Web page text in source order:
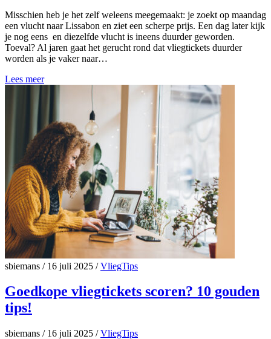
Misschien heb je het zelf weleens meegemaakt: je zoekt op maandag
een vlucht naar Lissabon en ziet een scherpe prijs. Een dag later kijk
je nog eens en diezelfde vlucht is ineens duurder geworden.
Toeval? Al jaren gaat het gerucht rond dat vliegtickets duurder
worden als je vaker naar…
Lees meer
sbiemans /16 juli 2025 / VliegTips
Goedkope vliegtickets scoren? 10 gouden
tips!
sbiemans /16 juli 2025 / VliegTips